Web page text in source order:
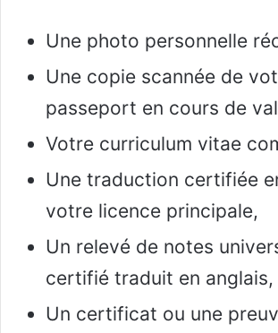
Une photo personnelle
Une copie scannée de
passeport en cours de
Votre curriculum vitae
Une traduction certifiée
votre licence principale,
Un relevé de notes
certifié traduit en anglais,
Un certificat ou une